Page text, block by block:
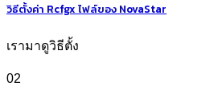
วิธีตั้งค่า Rcfgx ไฟล์ของ NovaStar
เรามาดูวิธีตั้ง
02